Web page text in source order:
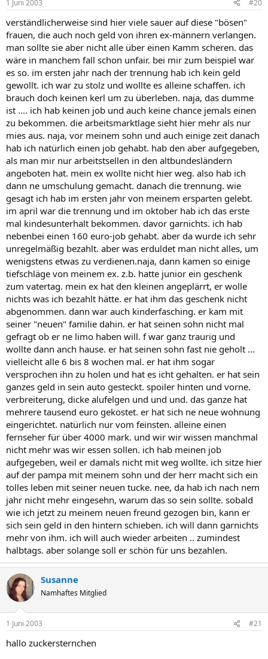
1 Juni 2003 #20
verständlicherweise sind hier viele sauer auf diese "bösen"
frauen, die auch noch geld von ihren ex-männern verlangen.
man sollte sie aber nicht alle über einen Kamm scheren. das
wäre in manchem fall schon unfair. bei mir zum beispiel war
es so. im ersten jahr nach der trennung hab ich kein geld
gewollt. ich war zu stolz und wollte es alleine schaffen. ich
brauch doch keinen kerl um zu überleben. naja, das dumme
ist .... ich hab keinen job und auch keine chance jemals einen
zu bekommen. die arbeitsmarktlage sieht hier mehr als nur
mies aus. naja, vor meinem sohn und auch einige zeit danach
hab ich natürlich einen job gehabt. hab den aber aufgegeben,
als man mir nur arbeitstsellen in den altbundesländern
angeboten hat. mein ex wollte nicht hier weg. also hab ich
dann ne umschulung gemacht. danach die trennung. wie
gesagt ich hab im ersten jahr von meinem ersparten gelebt.
im april war die trennung und im oktober hab ich das erste
mal kindesunterhalt bekommen. davor garnichts. ich hab
nebenbei einen 160 euro-job gehabt. aber da wurde ich sehr
unregelmäßig bezahlt. aber was erduldet man nicht alles, um
wenigstens etwas zu verdienen.naja, dann kamen so einige
tiefschläge von meinem ex. z.b. hatte junior ein geschenk
zum vatertag. mein ex hat den kleinen angeplärrt, er wolle
nichts was ich bezahlt hätte. er hat ihm das geschenk nicht
abgenommen. dann war auch kinderfasching. er kam mit
seiner "neuen" familie dahin. er hat seinen sohn nicht mal
gefragt ob er ne limo haben will. f war ganz traurig und
wollte dann anch hause. er hat seinen sohn fast nie geholt ...
vielleicht alle 6 bis 8 wochen mal. er hat ihm sogar
versprochen ihn zu holen und hat es icht gehalten. er hat sein
ganzes geld in sein auto gesteckt. spoiler hinten und vorne.
verbreiterung, dicke alufelgen und und und. das ganze hat
mehrere tausend euro gekostet. er hat sich ne neue wohnung
eingerichtet. natürlich nur vom feinsten. alleine einen
fernseher für über 4000 mark. und wir wir wissen manchmal
nicht mehr was wir essen sollen. ich hab meinen job
aufgegeben, weil er damals nicht mit weg wollte. ich sitze hier
auf der pampa mit meinem sohn und der herr macht sich ein
tolles leben mit seiner neuen tucke. nee, da hab ich nach nem
jahr nicht mehr eingesehn, warum das so sein sollte. sobald
wie ich jetzt zu meinem neuen freund gezogen bin, kann er
sich sein geld in den hintern schieben. ich will dann garnichts
mehr von ihm. ich will auch wieder arbeiten .. zumindest
halbtags. aber solange soll er schön für uns bezahlen.
Susanne
Namhaftes Mitglied
1 Juni 2003 #21
hallo zuckersternchen